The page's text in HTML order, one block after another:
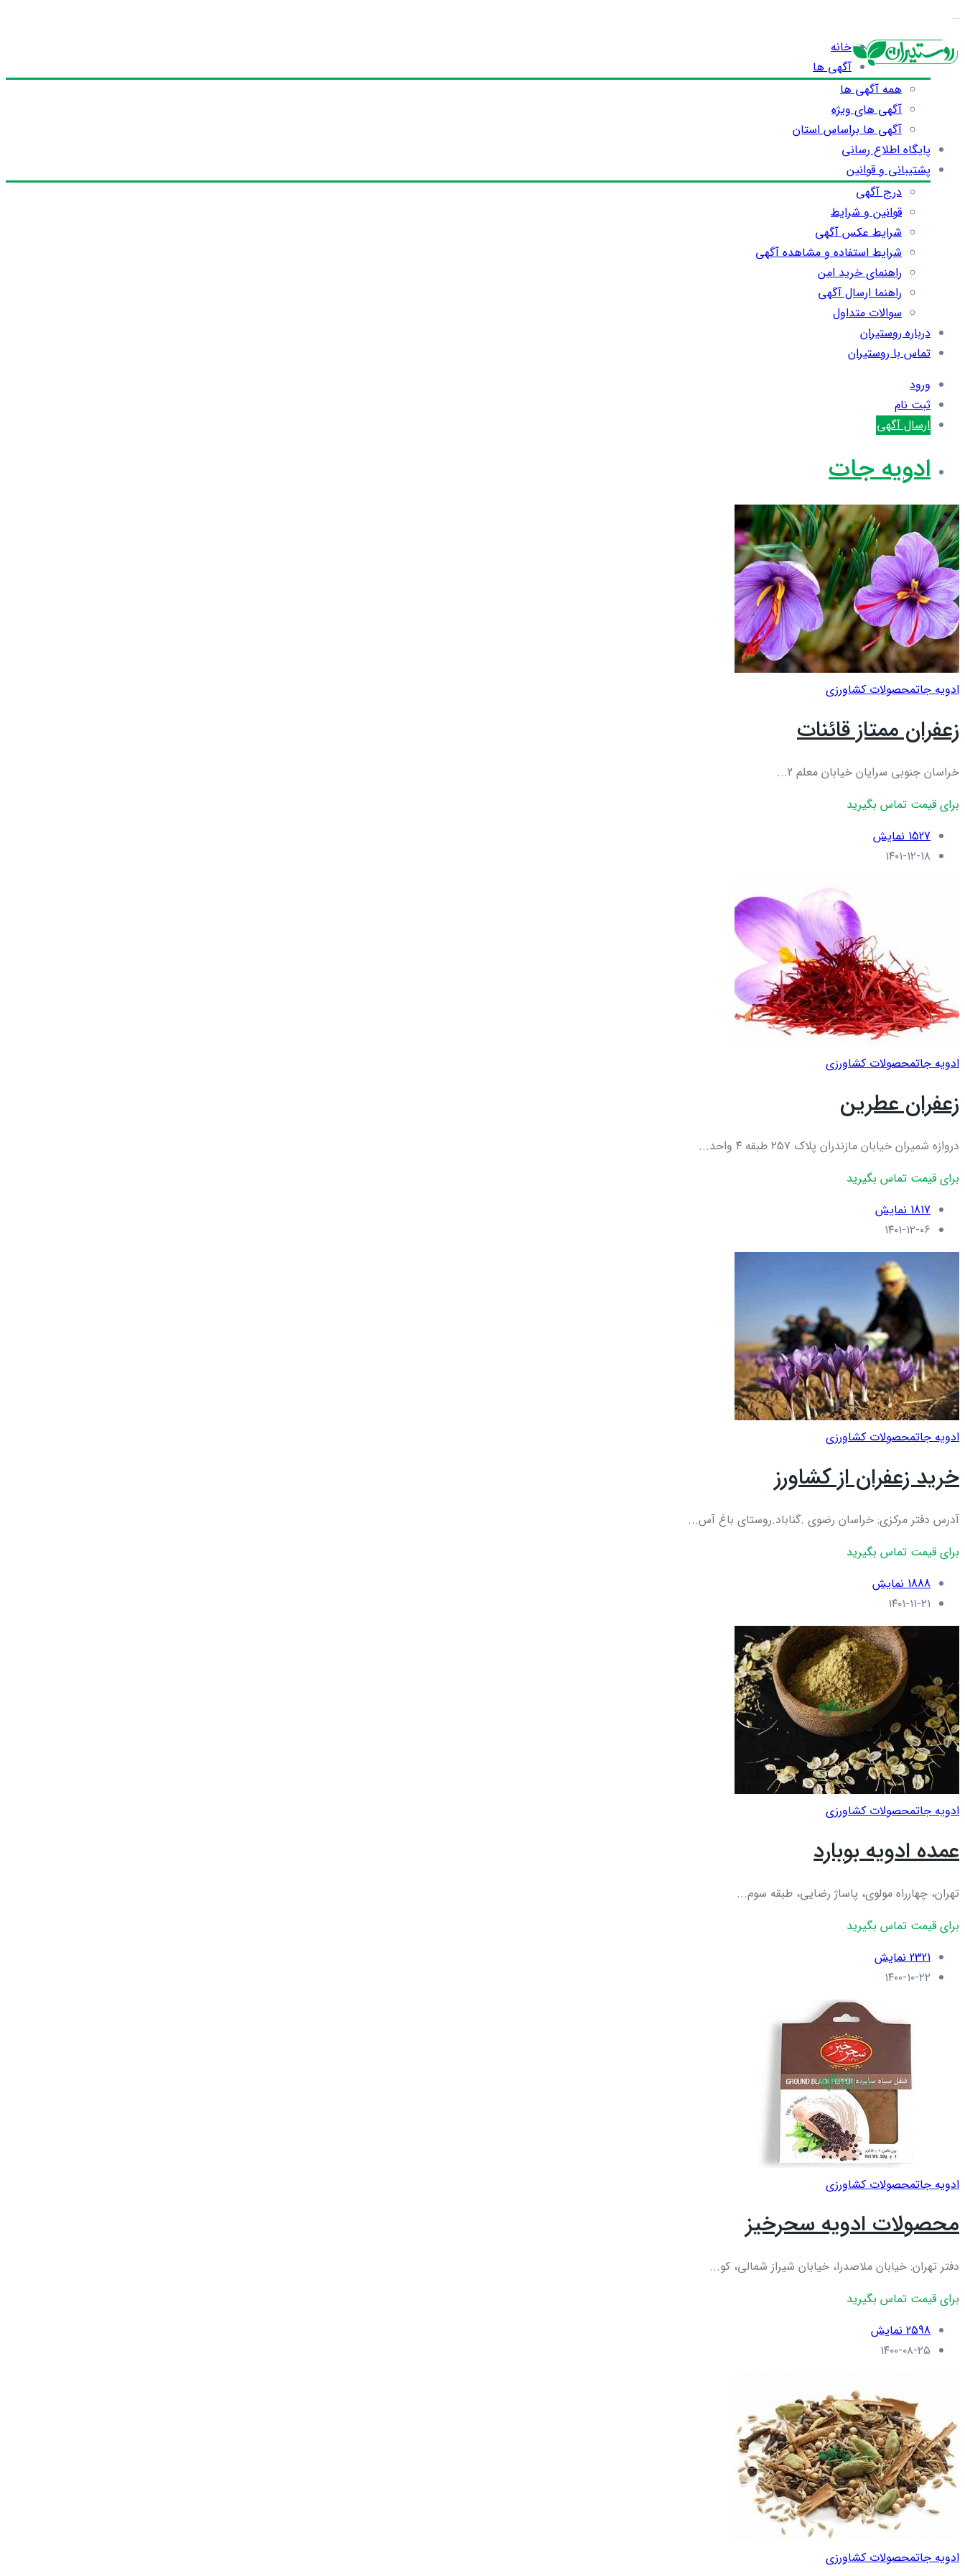
…
خانه
آگهی ها
همه آگهی ها
آگهی های ویژه
آگهی ها براساس استان
پایگاه اطلاع رسانی
پشتیبانی و قوانین
درج آگهی
قوانین و شرایط
شرایط عکس آگهی
شرایط استفاده و مشاهده آگهی
راهنمای خرید امن
راهنما ارسال آگهی
سوالات متداول
درباره روستیران
تماس با روستیران
ورود
ثبت نام
ارسال آگهی
ادویه جات
ادویه جاتمحصولات کشاورزی
زعفران ممتاز قائنات
خراسان جنوبی سرایان خیابان معلم 2...
برای قیمت تماس بگیرید
1527 نمایش
۱۴۰۱-۱۲-۱۸
ادویه جاتمحصولات کشاورزی
زعفران عطرین
دروازه شمیران خیابان مازندران پلاک ۲۵۷ طبقه ۴ واحد...
برای قیمت تماس بگیرید
1817 نمایش
۱۴۰۱-۱۲-۰۶
ادویه جاتمحصولات کشاورزی
خرید زعفران از کشاورز
آدرس دفتر مرکزی: خراسان رضوی .گناباد.روستای باغ آس...
برای قیمت تماس بگیرید
1888 نمایش
۱۴۰۱-۱۱-۲۱
ادویه جاتمحصولات کشاورزی
عمده ادویه بوبارد
تهران، چهارراه مولوی، پاساژ رضایی، طبقه سوم...
برای قیمت تماس بگیرید
2321 نمایش
۱۴۰۰-۱۰-۲۲
ادویه جاتمحصولات کشاورزی
محصولات ادویه سحرخیز
دفتر تهران: خیابان ملاصدرا، خیابان شیراز شمالی، کو...
برای قیمت تماس بگیرید
2598 نمایش
۱۴۰۰-۰۸-۲۵
ادویه جاتمحصولات کشاورزی